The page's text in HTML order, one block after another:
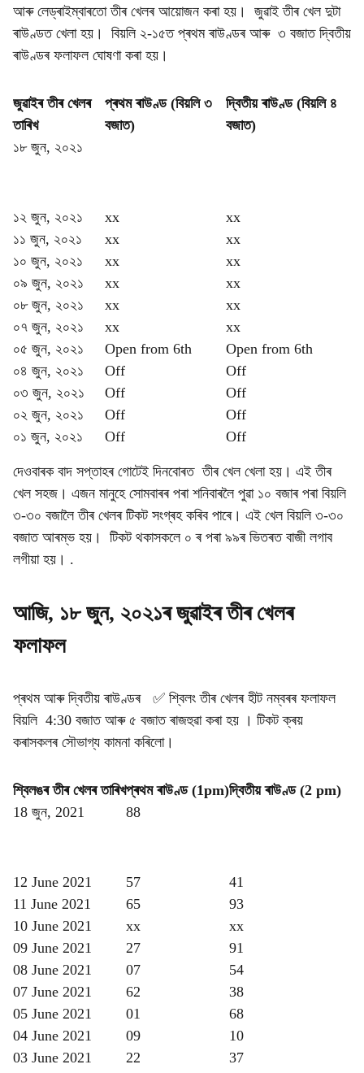
আৰু লেড্ৰাইম্বাৰতো তীৰ খেলৰ আয়োজন কৰা হয়। জুৱাই তীৰ খেল দুটা
ৰাউণ্ডত খেলা হয়। বিয়লি ২-১৫ত প্ৰথম ৰাউণ্ডৰ আৰু ৩ বজাত দ্বিতীয়
ৰাউণ্ডৰ ফলাফল ঘোষণা কৰা হয়।
জুৱাইৰ তীৰ খেলৰ
তাৰিখ
প্ৰথম ৰাউণ্ড (বিয়লি ৩
বজাত)
দ্বিতীয় ৰাউণ্ড (বিয়লি ৪
বজাত)
১৮ জুন, ২০২১
১২ জুন, ২০২১ xx
xx
১১ জুন, ২০২১
xx
xx
১০ জুন, ২০২১
xx
xx
০৯ জুন, ২০২১
xx
xx
০৮ জুন, ২০২১
xx
xx
০৭ জুন, ২০২১
xx
xx
০৫ জুন, ২০২১
Open from 6th
Open from 6th
০৪ জুন, ২০২১
Off
Off
০৩ জুন, ২০২১
Off
Off
০২ জুন, ২০২১
Off
Off
০১ জুন, ২০২১
Off Off
দেওবাৰক বাদ সপ্তাহৰ গোটেই দিনবোৰত তীৰ খেল খেলা হয়। এই তীৰ
খেল সহজ। এজন মানুহে সোমবাৰৰ পৰা শনিবাৰলৈ পুৱা ১০ বজাৰ পৰা বিয়লি
৩-৩০ বজালৈ তীৰ খেলৰ টিকট সংগ্ৰহ কৰিব পাৰে। এই খেল বিয়লি ৩-৩০
বজাত আৰম্ভ হয়। টিকট থকাসকলে ০ ৰ পৰা ৯৯ৰ ভিতৰত বাজী লগাব
লগীয়া হয়। .
আজি, ১৮ জুন, ২০২১ৰ জুৱাইৰ তীৰ খেলৰ
ফলাফল
প্ৰথম আৰু দ্বিতীয় ৰাউণ্ডৰ ✅ শ্বিলং তীৰ খেলৰ হীট নম্বৰৰ ফলাফল
বিয়লি 4:30 বজাত আৰু ৫ বজাত ৰাজহুৱা কৰা হয় । টিকট ক্ৰয়
কৰাসকলৰ সৌভাগ্য কামনা কৰিলো।
শ্বিলঙৰ তীৰ খেলৰ তাৰিখপ্ৰথম ৰাউণ্ড (1pm)দ্বিতীয় ৰাউণ্ড (2 pm)
18 জুন, 2021
88
12 June 2021 57
41
11 June 2021
65
93
10 June 2021
xx
xx
09 June 2021
27
91
08 June 2021
07
54
07 June 2021
62
38
05 June 2021
01
68
04 June 2021
09
10
03 June 2021
22
37